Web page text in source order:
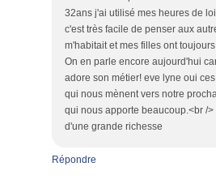
32ans j'ai utilisé mes heures de
c'est très facile de penser aux
m'habitait et mes filles ont
On en parle encore aujourd'hui
adore son métier! eve lyne oui
qui nous mènent vers notre
qui nous apporte beaucoup.<br /
d'une grande richesse
Répondre